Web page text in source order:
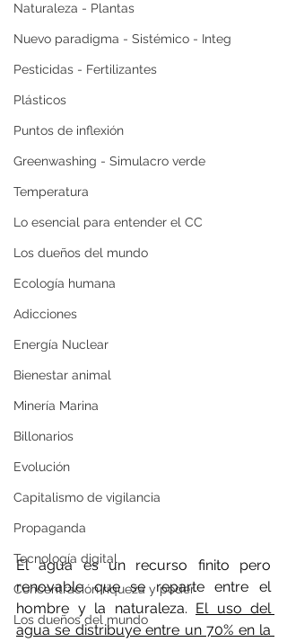
Naturaleza - Plantas
Nuevo paradigma - Sistémico - Integ
Pesticidas - Fertilizantes
Plásticos
Puntos de inflexión
Greenwashing - Simulacro verde
Temperatura
Lo esencial para entender el CC
Los dueños del mundo
Ecología humana
Adicciones
Energía Nuclear
Bienestar animal
Minería Marina
Billonarios
Evolución
Capitalismo de vigilancia
Propaganda
Tecnología digital
Concentración riqueza y poder
Los dueños del mundo
El agua es un recurso finito pero
renovable que se reparte entre el
hombre y la naturaleza. El uso del
agua se distribuye entre un 70% en la